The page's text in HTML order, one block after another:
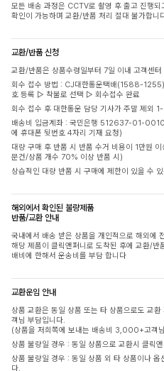
모든 배송 과정은 CCTV로 촬영 후 출고 진행
확인이 가능하며 교환/반품 처리 절대 불가합니
교환/반품 신청
교환/반품은 상품수령일부터 7일 이내 고객센
회수 접수 방법 : CJ대한통운택배(1588-
호 등록 ▷ 착불로 선택 ▷ 회수접수 완료
회수 접수 후 대한통운 담당 기사가 주말 제외
배송비 입금계좌 : 국민은행 512637-01-
에 휴대폰 뒷번호 4자리 기재 요청)
대량 구매 후 반품 시 반품 수거 비용이 1만원
문건/상품 개수 70% 이상 반품 시)
상습적인 대량 반품 시 구매에 제한이 있을 수 있
해외에서 확인된 불량제품
반품/교환 안내
국내에서 배송 받은 상품을 개인적으로 해외에
해당 제품이 클릭앤퍼니로 도착된 후에 교환/반
배비에 한해서 운송비를 부담 합니다
교환운임 안내
상품 교환은 동일 상품 또는 타 상품으로도 교
객님 부담입니다.
(상품을 저희쪽에 보내는 배송비 3,000+고객
상품 불량일 경우 : 동일 상품으로 교환시 클릭
상품 불량일 경우 : 동일 상품 외 타 상품이나
다.